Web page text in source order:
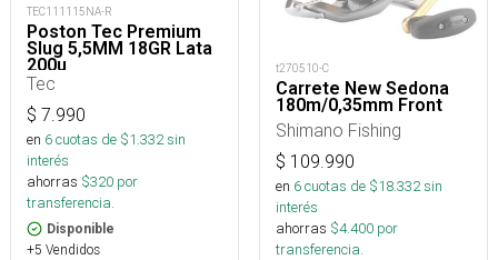
TEC111115NA-R
Poston Tec Premium
Slug 5,5MM 18GR Lata
200u
Tec
$ 7.990
en 6cuotas de $1.332sin
interés
ahorras $320 por
transferencia.
Disponible
+5 Vendidos
t270510-C
Carrete New Sedona
180m/0,35mm Front
Shimano Fishing
$ 109.990
en 6cuotas de $18.332sin
interés
ahorras $4.400 por
transferencia.